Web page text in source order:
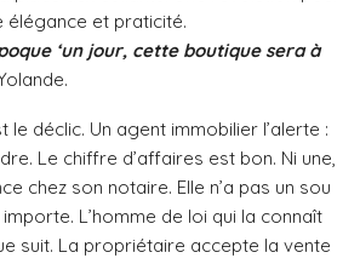
élégance et praticité.
‘un jour, cette boutique sera à
le déclic. Un agent immobilier l’alerte :
Le chiffre d’affaires est bon. Ni une,
chez son notaire. Elle n’a pas un sou
L’homme de loi qui la connaît
suit. La propriétaire accepte la vente